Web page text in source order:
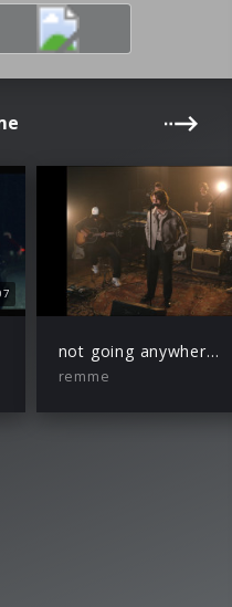
not going anywhere (live video)
remme